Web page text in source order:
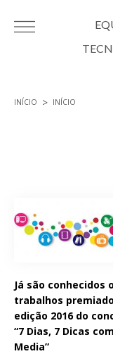
INÍCIO INÍCIO
Já são conhecidos
trabalhos
edição 2016 do
“7 Dias, 7 Dicas
Media”
Páginas